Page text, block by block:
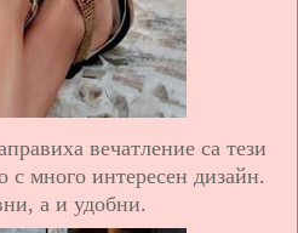
вечатление са тези
с много интересен дизайн.
а и удобни.